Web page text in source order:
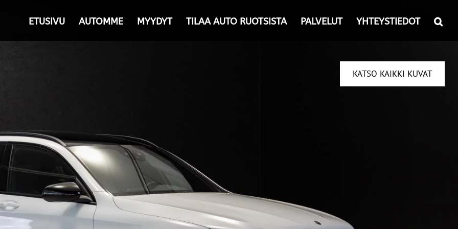
ETUSIVU AUTOMME MYYDYT TILAA AUTO RUOTSISTA PALVELUT YHTEYSTIEDOT
KATSO KAIKKI KUVAT